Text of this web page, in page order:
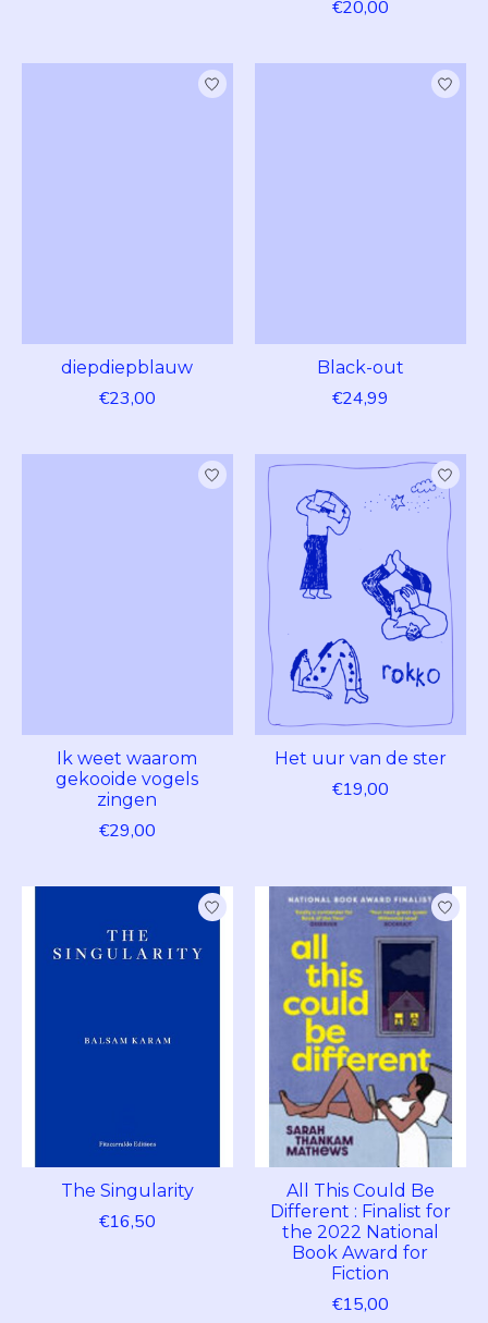
€20,00
diepdiepblauw
€23,00
Black-out
€24,99
Ik weet waarom
gekooide vogels
zingen
€29,00
Het uur van de ster
€19,00
The Singularity
€16,50
All This Could Be
Different : Finalist for
the 2022 National
Book Award for
Fiction
€15,00